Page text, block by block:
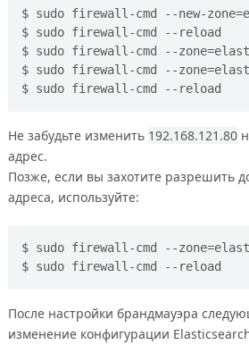
sudo firewall-cmd --new-
sudo firewall-cmd --reload
sudo firewall-cmd --
sudo firewall-cmd --
sudo firewall-cmd --reload
Не забудьте изменить 192.168.121.80
адрес.
Позже, если вы захотите разрешить
адреса, используйте:
sudo firewall-cmd --
sudo firewall-cmd --reload
После настройки брандмауэра
изменение конфигурации